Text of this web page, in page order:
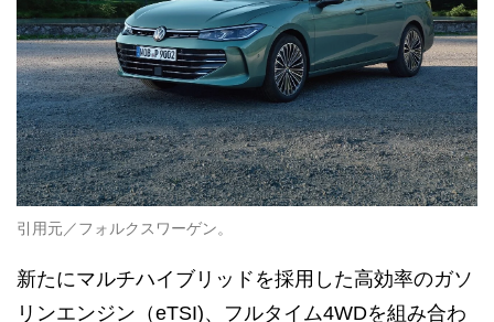
引用元／フォルクスワーゲン。
新たにマルチハイブリッドを採用した高効率のガソ
リンエンジン（eTSI)、フルタイム4WDを組み合わ